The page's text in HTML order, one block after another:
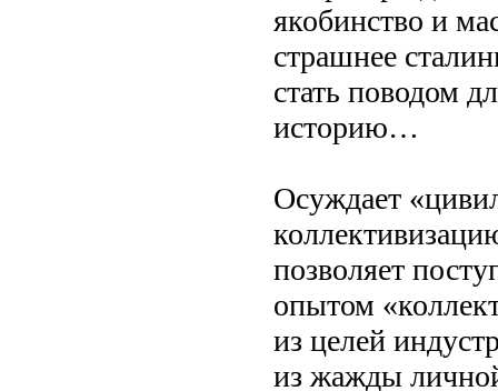
якобинство и
страшнее
стать поводом
историю…
Осуждает
позволяет
опытом
из целей
из жажды